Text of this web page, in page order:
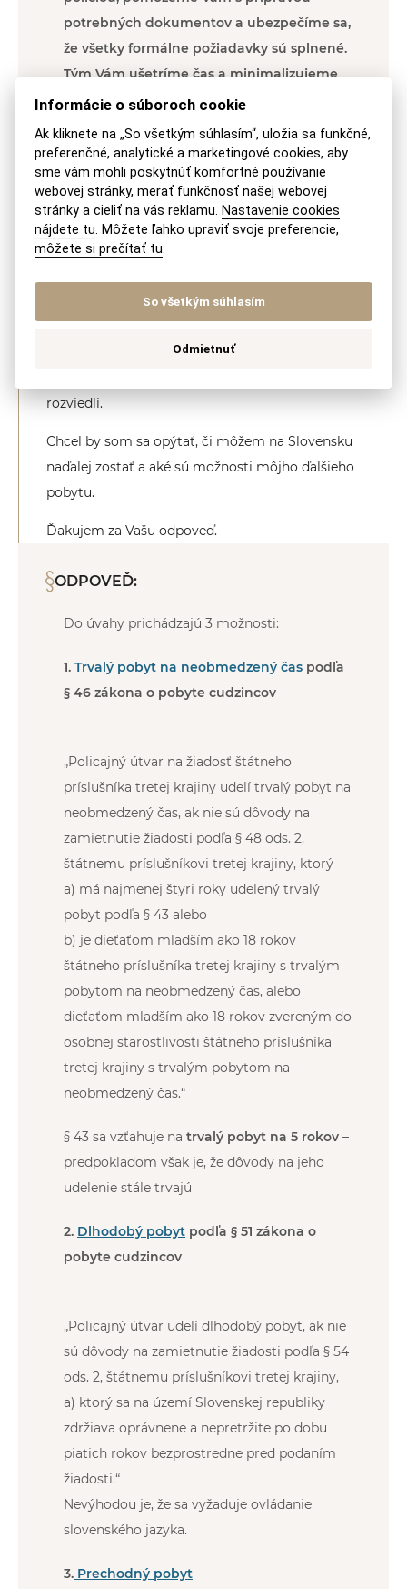
potrebných dokumentov a ubezpečíme sa,
že všetky formálne požiadavky sú splnené.
Tým Vám ušetríme čas a minimalizujeme
riziko prípadného zamietnutia žiadosti.
JUDr. Veronika Michalíková, MBA
OTÁZKA
žijem na Slovensku viac ako 5 rokov a mám udelený
trvalý pobyt na 5 rokov na základe manželstva s
rozviedli.
Chcel by som sa opýtať, či môžem na Slovensku
naďalej zostať a aké sú možnosti môjho ďalšieho
pobytu.
Ďakujem za Vašu odpoveď.
ODPOVEĎ:
Do úvahy prichádzajú 3 možnosti:
1. Trvalý pobyt na neobmedzený čas podľa
§ 46 zákona o pobyte cudzincov
„Policajný útvar na žiadosť štátneho
príslušníka tretej krajiny udelí trvalý pobyt na
neobmedzený čas, ak nie sú dôvody na
zamietnutie žiadosti podľa § 48 ods. 2,
štátnemu príslušníkovi tretej krajiny, ktorý
a) má najmenej štyri roky udelený trvalý
pobyt podľa § 43 alebo
b) je dieťaťom mladším ako 18 rokov
štátneho príslušníka tretej krajiny s trvalým
pobytom na neobmedzený čas, alebo
dieťaťom mladším ako 18 rokov zvereným do
osobnej starostlivosti štátneho príslušníka
tretej krajiny s trvalým pobytom na
neobmedzený čas.“
§ 43 sa vzťahuje na trvalý pobyt na 5 rokov –
predpokladom však je, že dôvody na jeho
udelenie stále trvajú
2. Dlhodobý pobyt podľa § 51 zákona o
pobyte cudzincov
„Policajný útvar udelí dlhodobý pobyt, ak nie
sú dôvody na zamietnutie žiadosti podľa § 54
ods. 2, štátnemu príslušníkovi tretej krajiny,
a) ktorý sa na území Slovenskej republiky
zdržiava oprávnene a nepretržite po dobu
piatich rokov bezprostredne pred podaním
žiadosti.“
Nevýhodou je, že sa vyžaduje ovládanie
slovenského jazyka.
3. Prechodný pobyt
Informácie o súboroch cookie
Ak kliknete na „So všetkým súhlasím“, uložia sa funkčné,
preferenčné, analytické a marketingové cookies, aby
sme vám mohli poskytnúť komfortné používanie
webovej stránky, merať funkčnosť našej webovej
stránky a cieliť na vás reklamu. Nastavenie cookies
nájdete tu. Môžete ľahko upraviť svoje preferencie,
môžete si prečítať tu.
So všetkým súhlasím
Odmietnuť